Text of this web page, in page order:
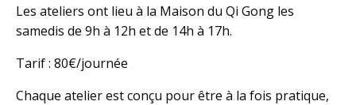
Les ateliers ont lieu à la Maison du Qi Gong les
samedis de 9h à 12h et de 14h à 17h.
Tarif : 80€/journée
Chaque atelier est conçu pour être à la fois pratique,